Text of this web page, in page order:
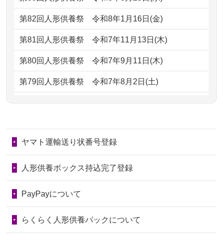
2026/07/05 しっかりとお人形たちの供養をしてい
ただけると...
2026/06/30長年大事にしてきた雛人形です、供養
ガラスケースのまま引き取ってくださ
るのが助か...
ました。お...
2026/06/28きちんと供養していただけると思った
ので、お願...
いたことが...
2026/06/28老後のことを考え体力のあるうちに身
供養が終わったお人形以外はどうして
るのですか？
しょうか？
2024/01/04ガラスケースは外しても良いですか？
第82回人形供養祭令和8年1月16日(金)
第81回人形供養祭令和7年11月13日(木)
第80回人形供養祭令和7年9月11日(木)
第79回人形供養祭令和7年8月2日(土)
第78回人形供養祭令和7年6月20日(金)
第76回人形供養祭令和7年2月28日(金)
第75回人形供養祭令和7年1月17日(金)
第73回人形供養祭令和6年10月17日(木)
ヤマト運輸送り状番号登録
人形供養ボックス持込完了登録
PayPayについて
らくらく人形供養パックについて